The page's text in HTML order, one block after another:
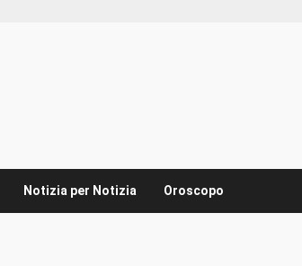
Notizia per Notizia Oroscopo